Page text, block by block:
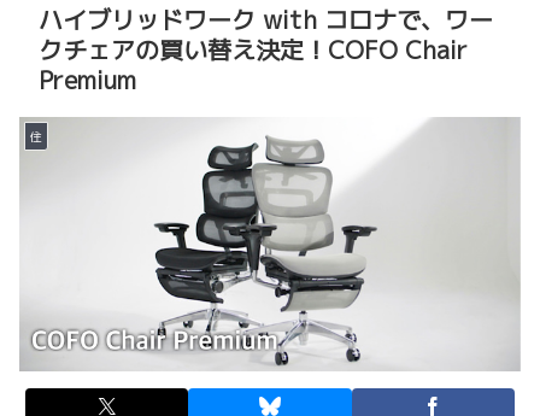
ハイブリッドワーク with コロナで、ワー
クチェアの買い替え決定！COFO Chair
Premium
住